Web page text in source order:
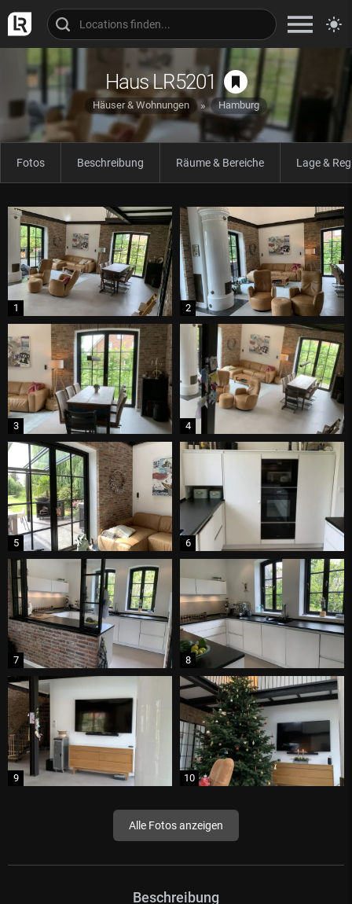
Haus LR5201
Häuser & Wohnungen Hamburg
Fotos Beschreibung Räume & Bereiche Lage &
Alle Fotos anzeigen
Beschreibung